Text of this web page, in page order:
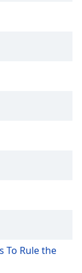
To Rule the